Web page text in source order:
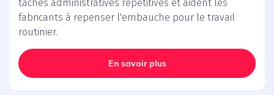
tâches administratives répétitives et aident les
fabricants à repenser l'embauche pour le travail
routinier.
En savoir plus